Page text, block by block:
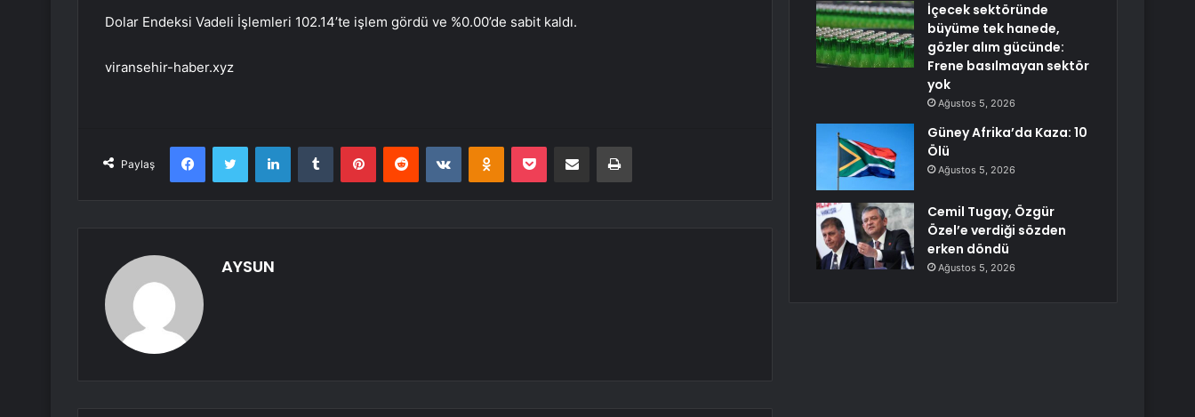
Dolar Endeksi Vadeli İşlemleri 102.14’te işlem gördü ve %0.00’de sabit kaldı.
viransehir-haber.xyz
Paylaş
FacebookTwitter LinkedInTumblr PinterestReddit VKontakteOdnoklassniki
Pocket E-Posta ile paylaş Yazdır
AYSUN
İçecek sektöründe
büyüme tek hanede,
gözler alım gücünde:
Frene basılmayan sektör
yok
Ağustos 5, 2026
Güney Afrika’da Kaza: 10
Ölü
Ağustos 5, 2026
Cemil Tugay, Özgür
Özel’e verdiği sözden
erken döndü
Ağustos 5, 2026